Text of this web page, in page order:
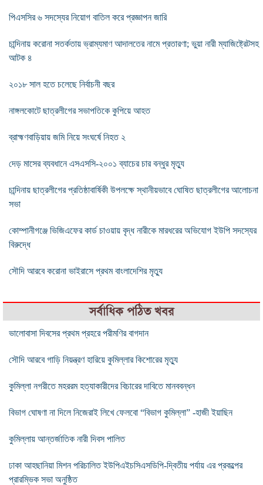
পিএসসির ৬ সদস্যের নিয়োগ বাতিল করে প্রজ্ঞাপন জারি
চান্দিনায় করোনা সতর্কতায় ভ্রাম্যমাণ আদালতের নামে প্রতারণা; ভুয়া নারী ম্যাজিষ্ট্রেটসহ
আটক ৪
২০১৮ সাল হতে চলেছে নির্বাচনী বছর
নাঙ্গলকোটে ছাত্রলীগের সভাপতিকে কুপিয়ে আহত
ব্রাহ্মণবাড়িয়ায় জমি নিয়ে সংঘর্ষে নিহত ২
দেড় মাসের ব্যবধানে এসএসসি-২০০১ ব্যাচের চার বন্ধুর মৃত্যু
চান্দিনায় ছাত্রলীগের প্রতিষ্ঠাবার্ষিকী উপলক্ষে স্থানীয়ভাবে ঘোষিত ছাত্রলীগের আলোচনা
সভা
কোম্পানীগঞ্জে ভিজিএফের কার্ড চাওয়ায় বৃদ্ধ নারীকে মারধরের অভিযোগ ইউপি সদস্যের
বিরুদ্ধে
সৌদি আরবে করোনা ভাইরাসে প্রথম বাংলাদেশির মৃত্যু
সর্বাধিক পঠিত খবর
ভালোবাসা দিবসের প্রথম প্রহরে পরীমণির বাগদান
সৌদি আরবে গাড়ি নিয়ন্ত্রণ হারিয়ে কুমিল্লার কিশোরের মৃত্যু
কুমিল্লা নগরীতে মহররম হত্যাকারীদের বিচারের দাবিতে মানববন্ধন
বিভাগ ঘোষণা না দিলে নিজেরাই লিখে ফেলবো “বিভাগ কুমিল্লা” -হাজী ইয়াছিন
কুমিল্লায় আন্তর্জাতিক নারী দিবস পালিত
ঢাকা আহছানিয়া মিশন পরিচালিত ইউপিএইচসিএসডিপি-দ্বিতীয় পর্যায় এর প্রকল্পের
প্রারম্ভিক সভা অনুষ্ঠিত